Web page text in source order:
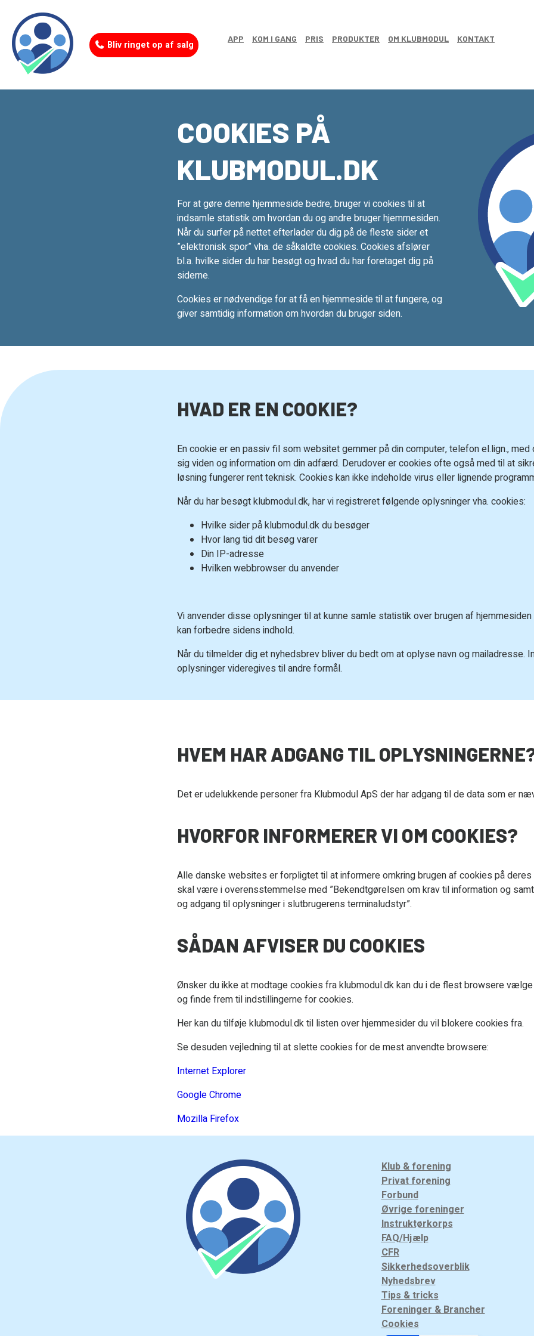
Bliv ringet op af salg APP KOM I GANG PRIS PRODUKTER OM KLUBMODUL KONTAKT
COOKIES PÅ
KLUBMODUL.DK
For at gøre denne hjemmeside bedre, bruger vi cookies til at
indsamle statistik om hvordan du og andre bruger hjemmesiden.
Når du surfer på nettet efterlader du dig på de fleste sider et
”elektronisk spor” vha. de såkaldte cookies. Cookies afslører
bl.a. hvilke sider du har besøgt og hvad du har foretaget dig på
siderne.
Cookies er nødvendige for at få en hjemmeside til at fungere, og
giver samtidig information om hvordan du bruger siden.
HVAD ER EN COOKIE?
En cookie er en passiv fil som websitet gemmer på din computer, telefon el.lign., med
sig viden og information om din adfærd. Derudover er cookies ofte også med til at
løsning fungerer rent teknisk. Cookies kan ikke indeholde virus eller lignende
Når du har besøgt klubmodul.dk, har vi registreret følgende oplysninger vha. cookies:
Hvilke sider på klubmodul.dk du besøger
Hvor lang tid dit besøg varer
Din IP-adresse
Hvilken webbrowser du anvender
Vi anvender disse oplysninger til at kunne samle statistik over brugen af hjemmesiden
kan forbedre sidens indhold.
Når du tilmelder dig et nyhedsbrev bliver du bedt om at oplyse navn og mailadresse.
oplysninger videregives til andre formål.
HVEM HAR ADGANG TIL
Det er udelukkende personer fra Klubmodul ApS der har adgang til de data som er
HVORFOR INFORMERER VI OM COOKIES?
Alle danske websites er forpligtet til at informere omkring brugen af cookies på deres
skal være i overensstemmelse med ”Bekendtgørelsen om krav til information og
og adgang til oplysninger i slutbrugerens terminaludstyr”.
SÅDAN AFVISER DU COOKIES
Ønsker du ikke at modtage cookies fra klubmodul.dk kan du i de flest browsere vælge
og finde frem til indstillingerne for cookies.
Her kan du tilføje klubmodul.dk til listen over hjemmesider du vil blokere cookies fra.
Se desuden vejledning til at slette cookies for de mest anvendte browsere:
Internet Explorer
Google Chrome
Mozilla Firefox
Klub & forening
Privat forening
Forbund
Øvrige foreninger
Instruktørkorps
FAQ/Hjælp
CFR
Sikkerhedsoverblik
Nyhedsbrev
Tips & tricks
Foreninger & Brancher
Cookies